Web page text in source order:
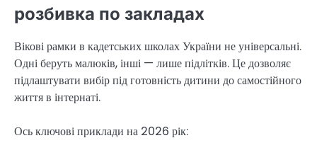
розбивка по закладах
Вікові рамки в кадетських школах України не універсальні.
Одні беруть малюків, інші — лише підлітків. Це дозволяє
підлаштувати вибір під готовність дитини до самостійного
життя в інтернаті.
Ось ключові приклади на 2026 рік: